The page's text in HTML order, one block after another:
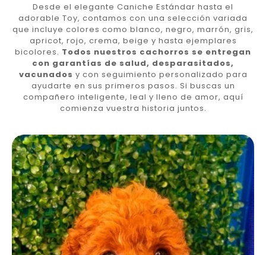
Desde el elegante Caniche Estándar hasta el
adorable Toy, contamos con una selección variada
que incluye colores como blanco, negro, marrón, gris,
apricot, rojo, crema, beige y hasta ejemplares
bicolores. Todos nuestros cachorros se entregan
con garantías de salud, desparasitados,
vacunados y con seguimiento personalizado para
ayudarte en sus primeros pasos. Si buscas un
compañero inteligente, leal y lleno de amor, aquí
comienza vuestra historia juntos.